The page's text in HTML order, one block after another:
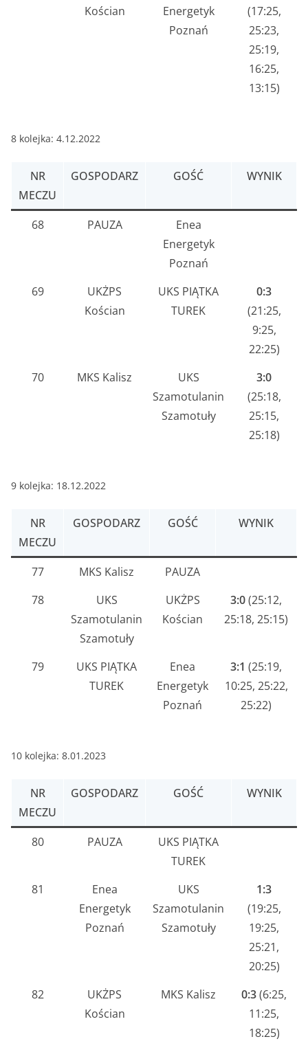
Kościan
Energetyk
Poznań
(17:25,
25:23,
25:19,
16:25,
13:15)
8 kolejka: 4.12.2022
NR
MECZU
GOSPODARZ GOŚĆ WYNIK
68 PAUZA
Enea
Energetyk
Poznań
69
UKŻPS
Kościan
UKS PIĄTKA
TUREK
0:3
(21:25,
9:25,
22:25)
70
MKS Kalisz
UKS
Szamotulanin
Szamotuły
3:0
(25:18,
25:15,
25:18)
9 kolejka: 18.12.2022
NR
MECZU
GOSPODARZ GOŚĆ WYNIK
77 MKS Kalisz
PAUZA
78
UKS
Szamotulanin
Szamotuły
UKŻPS
Kościan
3:0(25:12,
25:18, 25:15)
79
UKS PIĄTKA
TUREK
Enea
Energetyk
Poznań
3:1 (25:19,
10:25, 25:22,
25:22)
10 kolejka: 8.01.2023
NR
MECZU
GOSPODARZ GOŚĆ WYNIK
80 PAUZA
UKS PIĄTKA
TUREK
81
Enea
Energetyk
Poznań
UKS
Szamotulanin
Szamotuły
1:3
(19:25,
19:25,
25:21,
20:25)
82
UKŻPS
Kościan
MKS Kalisz 0:3(6:25,
11:25,
18:25)